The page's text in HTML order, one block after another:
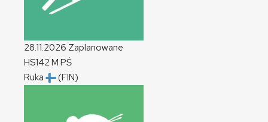
28.11.2026 Zaplanowane
HS142M PŚ
Ruka
(FIN)